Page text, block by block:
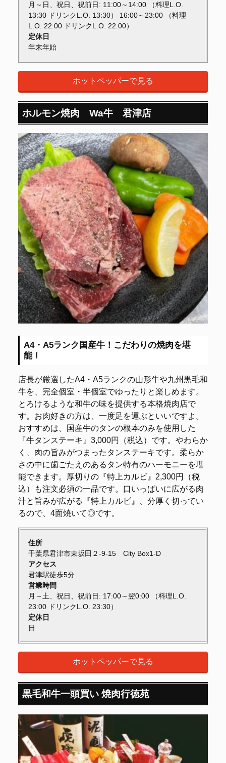
月～日、祝日、祝前日: 11:00～14:00 （料理L.O.
13:30 ドリンクL.O. 13:30） 16:00～23:00 （料理
L.O. 22:00 ドリンクL.O. 22:00）
定休日
年末年始
ホットペッパーで見る
ホルモン焼肉 Wa牛 君津店
A4・A5ランク国産牛！こだわりの焼肉を堪
能！
店長が厳選したA4・A5ランクの山形牛や九州黒毛和
牛を、完全個室・半個室でゆったりと楽しめます。
とろけるような和牛の味を提供する本格焼肉店で
す。お肉好きの方は、一度足を運ぶといいですよ。
おすすめは、国産牛のタンの根本のみを使用した
『牛タンステーキ』3,000円（税込）です。やわらか
く、肉の旨みがつまったタンステーキです。柔らか
さの中に歯ごたえのあるタン特有のハーモニーを堪
能できます。厚切りの『特上カルビ』2,300円（税
込）も注文必須の一品です。口いっぱいに広がる肉
汁と旨みが広がる『特上カルビ』、分厚く切ってい
るので、4面焼いて◎です。
住所
千葉県君津市東坂田２-9-15 City Box1-D
アクセス
君津駅徒歩5分
営業時間
月～土、祝日、祝前日: 17:00～翌0:00 （料理L.O.
23:00 ドリンクL.O. 23:30）
定休日
日
ホットペッパーで見る
黒毛和牛一頭買い 焼肉行徳苑